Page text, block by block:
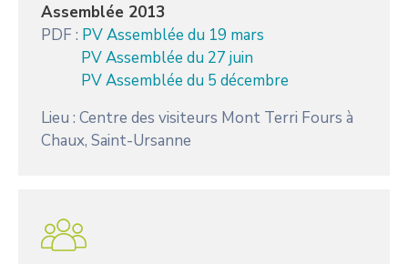
Assemblée 2013
PDF : PV Assemblée du 19 mars
PV Assemblée du 27 juin
PV Assemblée du 5 décembre
Lieu : Centre des visiteurs Mont Terri Fours à
Chaux, Saint-Ursanne